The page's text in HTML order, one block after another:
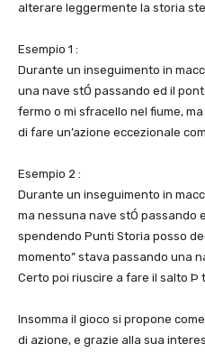
alterare leggermente la storia
Esempio 1 :
Durante un inseguimento in
una nave stÓ passando ed il
fermo o mi sfracello nel fiume,
di fare un’azione eccezionale
Esempio 2 :
Durante un inseguimento in
ma nessuna nave stÓ passando
spendendo Punti Storia posso
momento” stava passando una
Certo poi riuscire a fare il salto Þ
Insomma il gioco si propone
di azione, e grazie alla sua